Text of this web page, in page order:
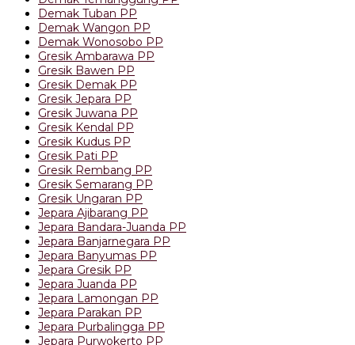
Demak Tuban PP
Demak Wangon PP
Demak Wonosobo PP
Gresik Ambarawa PP
Gresik Bawen PP
Gresik Demak PP
Gresik Jepara PP
Gresik Juwana PP
Gresik Kendal PP
Gresik Kudus PP
Gresik Pati PP
Gresik Rembang PP
Gresik Semarang PP
Gresik Ungaran PP
Jepara Ajibarang PP
Jepara Bandara-Juanda PP
Jepara Banjarnegara PP
Jepara Banyumas PP
Jepara Gresik PP
Jepara Juanda PP
Jepara Lamongan PP
Jepara Parakan PP
Jepara Purbalingga PP
Jepara Purwokerto PP